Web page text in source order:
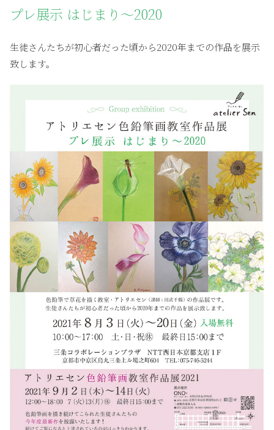
プレ展示 はじまり〜2020
生徒さんたちが初心者だった頃から2020年までの作品を展示
致します。